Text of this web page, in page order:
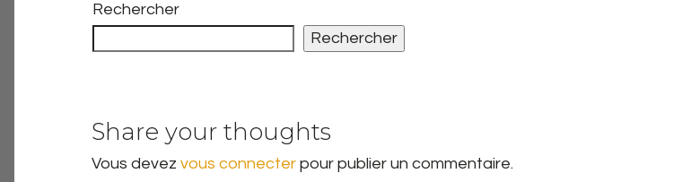
Rechercher
Rechercher
Share your thoughts
Vous devez vous connecter pour publier un commentaire.